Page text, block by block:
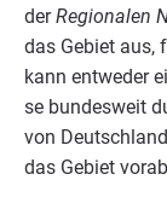
derRegio­na­len
das Gebiet aus,
kann ent­we­der
se bun­des­weit
von
das Gebiet